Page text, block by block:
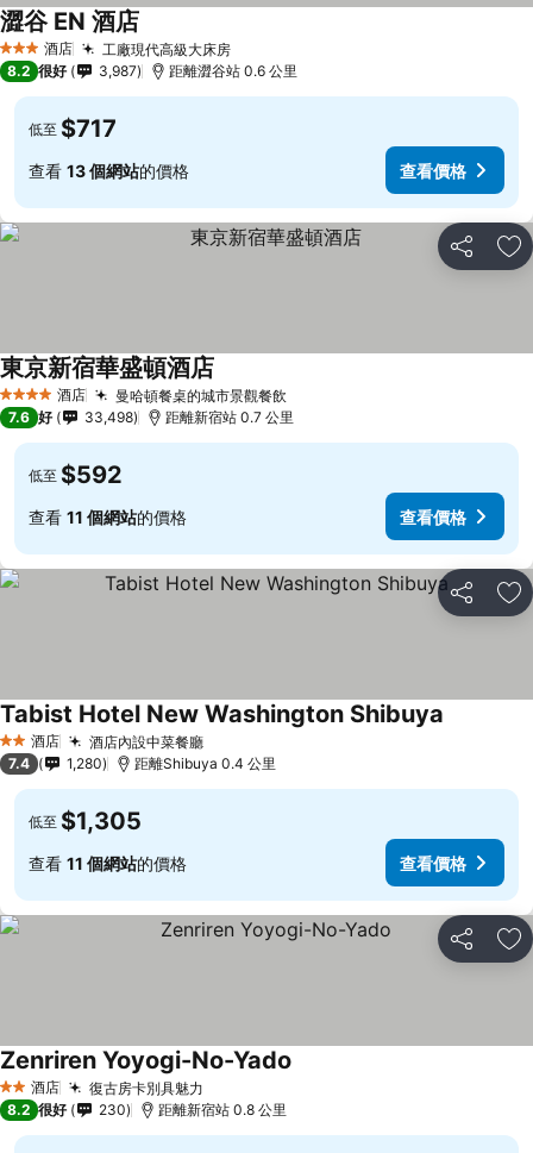
3 星級 酒店 工廠現代高級大床房
澀谷 EN 酒店
8.2 很好 3,987 距離澀谷站 0.6 公里
低至 $717
查看 13 個網站的價格 查看價格
分享 放
4 星級 酒店 曼哈頓餐桌的城市景觀餐飲
東京新宿華盛頓酒店
7.6 好 33,498 距離新宿站 0.7 公里
低至 $592
查看 11 個網站的價格 查看價格
分享 放
2 星級酒店 酒店內設中菜餐廳
Tabist Hotel New Washington Shibuya
7.4 1,280 距離Shibuya 0.4 公里
低至 $1,305
查看 11 個網站的價格 查看價格
分享 放
2 星級酒店 復古房卡別具魅力
Zenriren Yoyogi-No-Yado
8.2 很好 230 距離新宿站 0.8 公里